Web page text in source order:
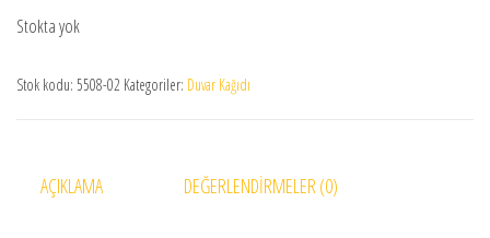
Stokta yok
Stok kodu: 5508-02 Kategoriler: Duvar Kağıdı
AÇIKLAMA DEĞERLENDIRMELER (0)